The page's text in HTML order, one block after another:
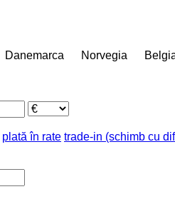
Danemarca Norvegia
plată în rate trade-in (schimb cu